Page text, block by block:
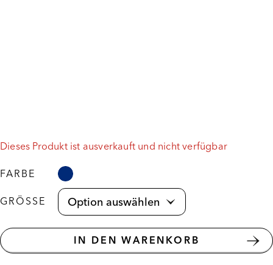
Dieses Produkt ist ausverkauft und nicht verfügbar
FARBE
GRÖSSE
IN DEN WARENKORB